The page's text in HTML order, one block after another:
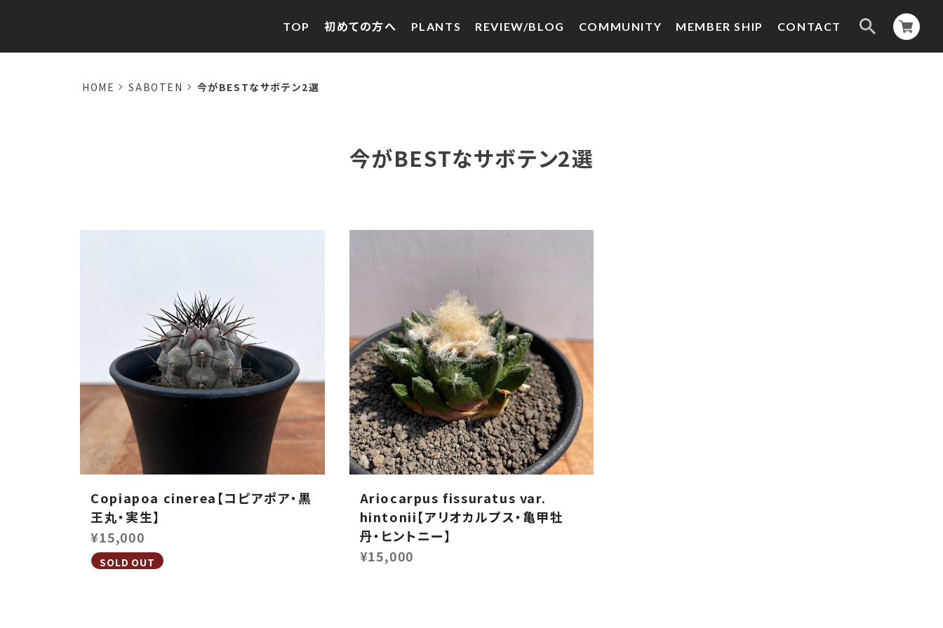
TOP 初めての方へ PLANTS REVIEW/BLOG COMMUNITY MEMBER SHIP CONTACT
HOME SABOTEN 今がBESTなサボテン2選
今がBESTなサボテン2選
Copiapoa cinerea【コピアポア・黒
王丸・実生】
¥15,000
SOLD OUT
Ariocarpus fissuratus var.
hintonii【アリオカルプス・亀甲牡
丹・ヒントニー】
¥15,000